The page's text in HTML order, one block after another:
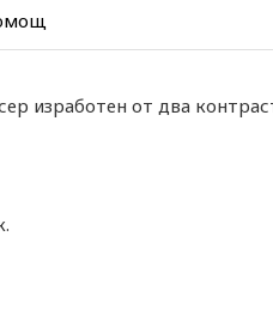
изработен от два